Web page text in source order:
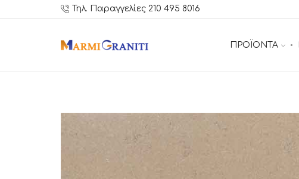
Τηλ. Παραγγελίες 210 495 8016
ΠΡΟΪΟΝΤΑ